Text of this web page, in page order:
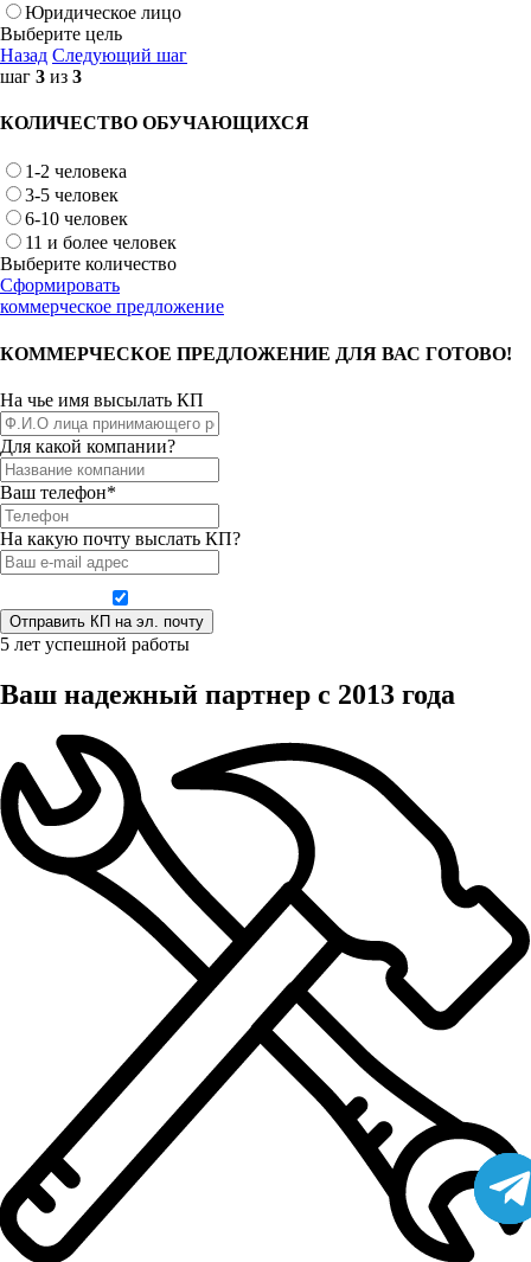
Юридическое лицо
Выберите цель
Назад Следующий шаг
шаг 3 из 3
КОЛИЧЕСТВО ОБУЧАЮЩИХСЯ
1-2 человека
3-5 человек
6-10 человек
11 и более человек
Выберите количество
Сформировать
коммерческое предложение
КОММЕРЧЕСКОЕ ПРЕДЛОЖЕНИЕ ДЛЯ ВАС ГОТОВО!
На чье имя высылать КП
Для какой компании?
Ваш телефон*
На какую почту выслать КП?
5 лет успешной работы
Ваш надежный партнер с 2013 года